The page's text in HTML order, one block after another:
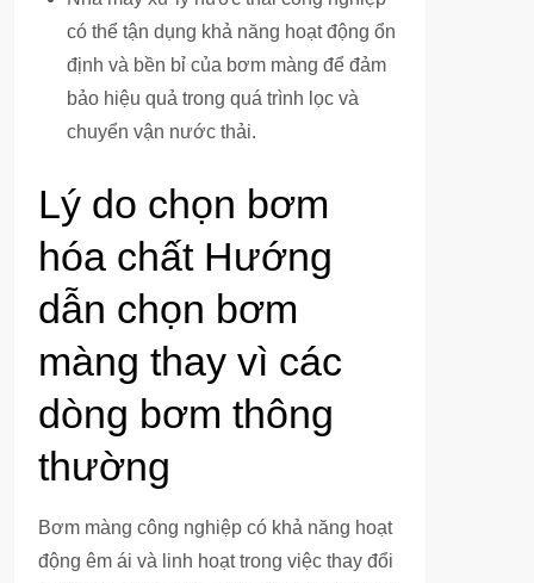
có thể tận dụng khả năng hoạt động ổn
định và bền bỉ của bơm màng để đảm
bảo hiệu quả trong quá trình lọc và
chuyển vận nước thải.
Lý do chọn bơm
hóa chất Hướng
dẫn chọn bơm
màng thay vì các
dòng bơm thông
thường
Bơm màng công nghiệp có khả năng hoạt
động êm ái và linh hoạt trong việc thay đổi